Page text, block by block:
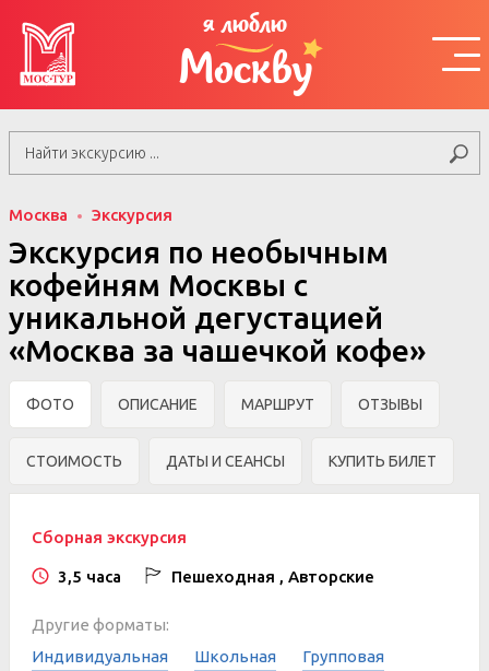
я люблю
Москву
Москва Экскурсия
Экскурсия по необычным
кофейням Москвы с
уникальной дегустацией
«Москва за чашечкой кофе»
ФОТО ОПИСАНИЕ МАРШРУТ ОТЗЫВЫ
СТОИМОСТЬ ДАТЫ И СЕАНСЫ КУПИТЬ БИЛЕТ
Сборная экскурсия
3,5 часа Пешеходная , Авторские
Другие форматы:
Индивидуальная
Школьная
Групповая